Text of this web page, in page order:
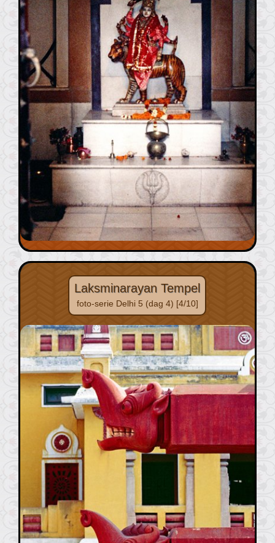
Laksminarayan Tempel
foto-serie Delhi 5 (dag 4) [4/10]